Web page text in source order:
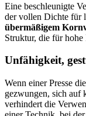
Eine beschleunigte
der vollen Dichte für
übermäßigem
Struktur, die für
Unfähigkeit,
Wenn einer Presse
gezwungen, sich auf
verhindert die